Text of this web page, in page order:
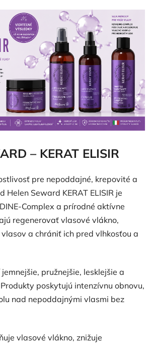
– KERAT ELISIR
pre nepoddajné, krepovité a
Helen Seward KERAT ELISIR je
Complex a prírodné aktívne
regenerovať vlasové vlákno,
a chrániť ich pred vlhkosťou a
pružnejšie, lesklejšie a
poskytujú intenzívnu obnovu,
nad nepoddajnými vlasmi bez
vlasové vlákno, znižuje